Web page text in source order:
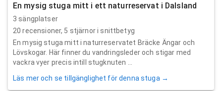
En mysig stuga mitt i ett naturreservat i Dalsland
3 sängplatser
20 recensioner, 5 stjärnor i snittbetyg
En mysig stuga mitt i naturreservatet Bräcke Ängar och
Lövskogar. Här finner du vandringsleder och stigar med
vackra vyer precis intill stugknuten ...
Läs mer och se tillgänglighet för denna stuga →